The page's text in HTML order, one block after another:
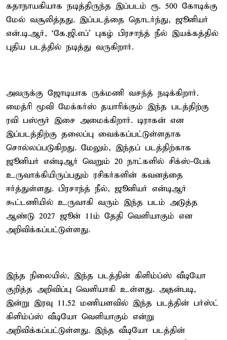
கதாநாயகியாக நடித்திருந்த இப்படம் ரூ. 500 கோடிக்கு
மேல் வசூலித்தது. இப்படத்தை தொடர்ந்து, ஜூனியர்
என்.டி.ஆர், ‘கே.ஜி.எப்’ புகழ் பிரசாந்த் நீல் இயக்கத்தில்
புதிய படத்தில் நடித்து வருகிறார்.
அவருக்கு ஜோடியாக ருக்மணி வசந்த் நடிக்கிறார்.
மைத்ரி மூவி மேக்கர்ஸ் தயாரிக்கும் இந்த படத்திற்கு
ரவி பஸ்ரூர் இசை அமைக்கிறார். டிராகன் என
இப்படத்திற்கு தலைப்பு வைக்கப்பட்டுள்ளதாக
சொல்லப்படுகிறது. மேலும், இந்தப் படத்திற்காக
ஜூனியர் என்டிஆர் வெறும் 20 நாட்களில் சிக்ஸ்-பேக்
உருவாக்கியிருப்பதும் ரசிகர்களின் கவனத்தை
ஈர்த்துள்ளது. பிரசாந்த் நீல், ஜூனியர் என்டிஆர்
கூட்டணியில் உருவாகி வரும் இந்த படம் அடுத்த
ஆண்டு 2027 ஜூன் 11ம் தேதி வெளியாகும் என
அறிவிக்கப்பட்டுள்ளது.
இந்த நிலையில், இந்த படத்தின் கிளிம்ப்ஸ் வீடியோ
குறித்த அறிவிப்பு வெளியாகி உள்ளது. அதன்படி,
இன்று இரவு 11.52 மணியளவில் இந்த படத்தின் பர்ஸ்ட்
கிளிம்ப்ஸ் வீடியோ வெளியாகும் என்று
அறிவிக்கப்பட்டுள்ளது. இந்த வீடியோ படத்தின்